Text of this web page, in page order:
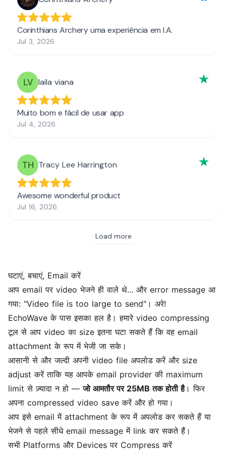
घटाएं, बचाएं, Email करें
आप email पर video भेजने ही वाले थे... और error message आ
गया: "Video file is too large to send"। अरे!
EchoWave के पास इसका हल है। हमारे video compressing
टूल से आप video का size इतना घटा सकते हैं कि वह email
attachment के रूप में भेजी जा सके।
आसानी से और जल्दी अपनी video file अपलोड करें और size
adjust करें ताकि यह आपके email provider की maximum
limit से ज़्यादा न हो —जो आमतौर पर 25MB तक होती है। फिर
अपना compressed video save करें और हो गया।
आप इसे email में attachment के रूप में अपलोड कर सकते हैं या
भेजने से पहले सीधे email message में link कर सकते हैं।
सभी Platforms और Devices पर Compress करें